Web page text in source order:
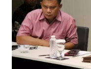
OPINI
PERISTIWA
Informasi